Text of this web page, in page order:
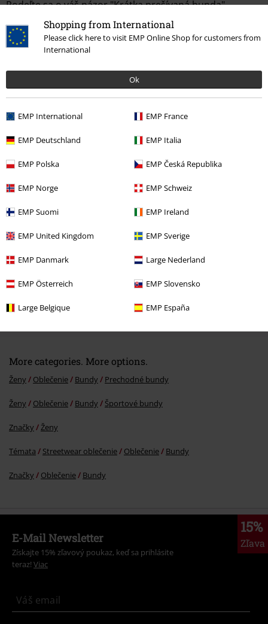
Shopping from International
Please click here to visit EMP Online Shop for customers from
International
Ok
EMP International EMP France
EMP Deutschland EMP Italia
EMP Polska EMP Česká Republika
EMP Norge EMP Schweiz
EMP Suomi EMP Ireland
EMP United Kingdom EMP Sverige
EMP Danmark Large Nederland
EMP Österreich EMP Slovensko
Large Belgique EMP España
Podeľte sa o váš názor "Krátka prešívaná bunda".
Napísať hodnotenie
€ 64,99
More categories. More options.
Ženy Oblečenie Bundy Prechodné bundy
Ženy Oblečenie Bundy Športové bundy
Značky Ženy
Témata Streetwear oblečenie Oblečenie Bundy
Značky Oblečenie Bundy
15%
Zľava
E-Mail Newsletter
Získajte 15% zľavový poukaz, keď sa prihlásite
teraz! Viac